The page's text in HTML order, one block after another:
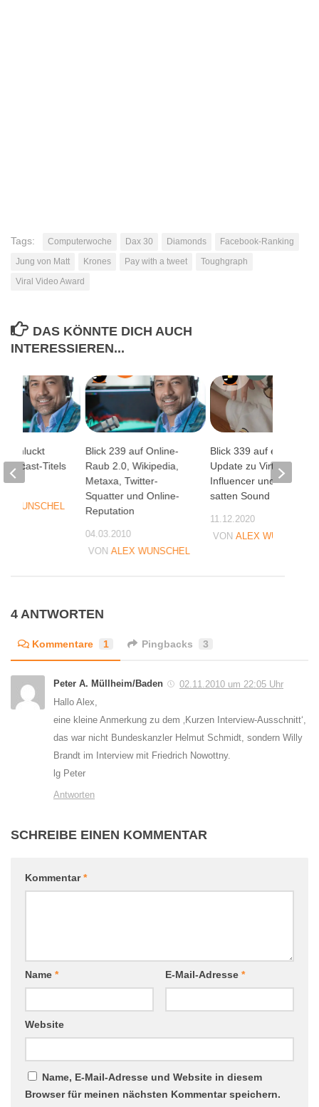
Tags: Computerwoche Dax 30 Diamonds
Facebook-Ranking
Jung von Matt
Krones Pay with a tweet
Toughgraph
Viral Video Award
DAS KÖNNTE DICH AUCH
INTERESSIEREN...
Blick 239 auf Online-
Raub 2.0, Wikipedia,
Metaxa, Twitter-
Squatter und Online-
Reputation
04.03.2010
VON ALEX WUNSCHEL
Blick 339 auf ein
Update zu Virtuelle
Influencer und nen
satten Sound
11.12.2020
VONALEX WUNSCHEL
Podcast-Titels
WUNSCHEL
4 ANTWORTEN
Kommentare 1 Pingbacks 3
Peter A. Müllheim/Baden
02.11.2010 um 22:05 Uhr
Hallo Alex,
eine kleine Anmerkung zu dem ‚Kurzen Interview-Ausschnitt‘,
das war nicht Bundeskanzler Helmut Schmidt, sondern Willy
Brandt im Interview mit Friedrich Nowottny.
lg Peter
Antworten
SCHREIBE EINEN KOMMENTAR
Kommentar*
Name * E-Mail-Adresse *
Website
Name, E-Mail-Adresse und Website in diesem
Browser für meinen nächsten Kommentar speichern.